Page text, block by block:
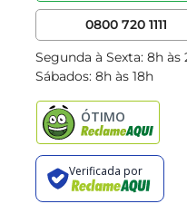
0800 720 1111
Segunda à Sexta: 8h às
Sábados: 8h às 18h